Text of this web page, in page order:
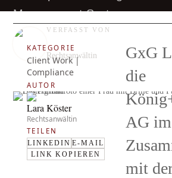
Management Systems.
VERFASST VON
Lara Köster
Rechtsanwältin
KATEGORIE
Client Work |
Compliance
AUTOR
Lara Köster
Rechtsanwältin
TEILEN
LINKEDIN E-MAIL
LINK KOPIEREN
GxG
die
AG im
mit